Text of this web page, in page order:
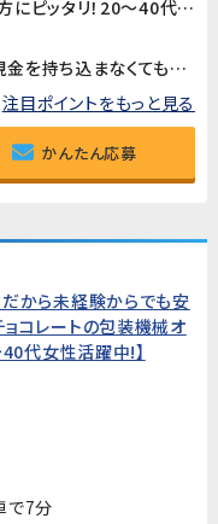
一人でモクモクと作業に集中したい方にピッタリ！20～40代男女多数活躍中!!
食堂利用料は給与天引き♪職場に現金を持ち込まなくても大丈夫♪
注目ポイントをもっと見る
かんたん応募
から未経験からでも安
コレートの包装機械オ
代女性活躍中!】
で7分